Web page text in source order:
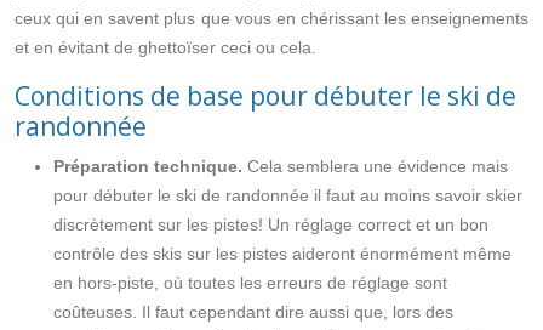
ceux qui en savent plus que vous en chérissant les enseignements
et en évitant de ghettoïser ceci ou cela.
Conditions de base pour débuter le ski de
randonnée
Préparation technique. Cela semblera une évidence mais
pour débuter le ski de randonnée il faut au moins savoir skier
discrètement sur les pistes! Un réglage correct et un bon
contrôle des skis sur les pistes aideront énormément même
en hors-piste, où toutes les erreurs de réglage sont
coûteuses. Il faut cependant dire aussi que, lors des